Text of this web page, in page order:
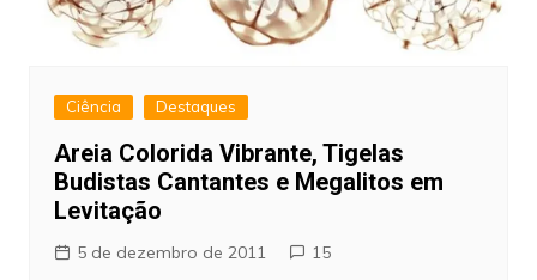
Ciência Destaques
Areia Colorida Vibrante, Tigelas
Budistas Cantantes e Megalitos em
Levitação
5 de dezembro de 2011 15